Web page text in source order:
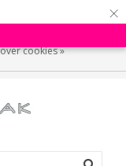
×
Is dat akkoord?
cookies »